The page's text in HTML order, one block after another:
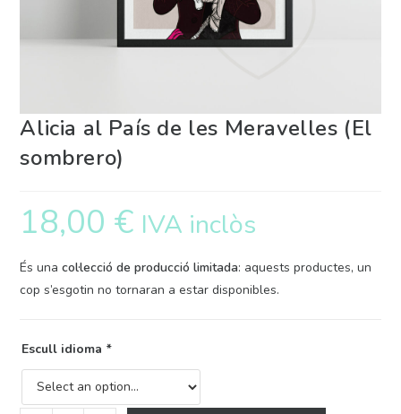
Alicia al País de les Meravelles (El
sombrero)
18,00 € IVA inclòs
És unacol·lecció de producció limitada: aquests productes, un
cop s’esgotin no tornaran a estar disponibles.
Escull idioma *